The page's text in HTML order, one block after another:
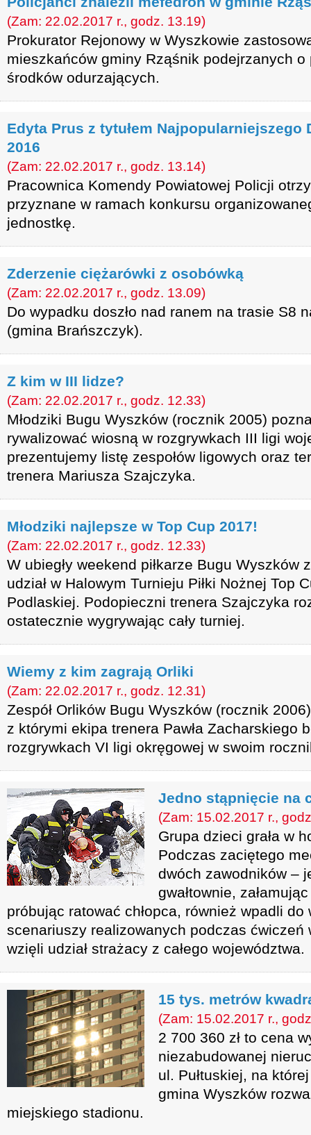
(Zam: 22.02.2017 r., godz. 13.19)
Prokurator Rejonowy w Wyszkowie
mieszkańców gminy Rząśnik podejrzanych
środków odurzających.
Edyta Prus z tytułem Najpopularniejszego
2016
(Zam: 22.02.2017 r., godz. 13.14)
Pracownica Komendy Powiatowej Policji
przyznane w ramach konkursu
jednostkę.
Zderzenie ciężarówki z osobówką
(Zam: 22.02.2017 r., godz. 13.09)
Do wypadku doszło nad ranem na trasie S8
(gmina Brańszczyk).
Z kim w III lidze?
(Zam: 22.02.2017 r., godz. 12.33)
Młodziki Bugu Wyszków (rocznik 2005)
rywalizować wiosną w rozgrywkach III ligi
prezentujemy listę zespołów ligowych oraz
trenera Mariusza Szajczyka.
Młodziki najlepsze w Top Cup 2017!
(Zam: 22.02.2017 r., godz. 12.33)
W ubiegły weekend piłkarze Bugu Wyszków
udział w Halowym Turnieju Piłki Nożnej Top
Podlaskiej. Podopieczni trenera Szajczyka
ostatecznie wygrywając cały turniej.
Wiemy z kim zagrają Orliki
(Zam: 22.02.2017 r., godz. 12.31)
Zespół Orlików Bugu Wyszków (rocznik
z którymi ekipa trenera Pawła Zacharskiego
rozgrywkach VI ligi okręgowej w swoim
Jedno stąpnięcie na
(Zam: 15.02.2017 r.,
Grupa dzieci grała w
Podczas zaciętego
dwóch zawodników –
gwałtownie,
próbując ratować chłopca, również wpadli
scenariuszy realizowanych podczas ćwiczeń
wzięli udział strażacy z całego województwa.
15 tys. metrów
(Zam: 15.02.2017 r.,
2 700 360 zł to cena
niezabudowanej
ul. Pułtuskiej, na
gmina Wyszków
miejskiego stadionu.